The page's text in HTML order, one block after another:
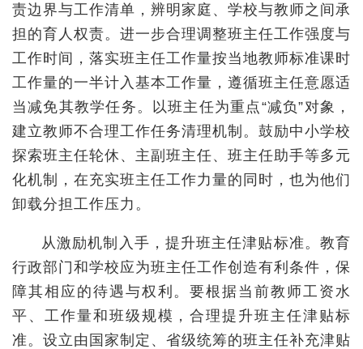
责边界与工作清单，辨明家庭、学校与教师之间承
担的育人权责。进一步合理调整班主任工作强度与
工作时间，落实班主任工作量按当地教师标准课时
工作量的一半计入基本工作量，遵循班主任意愿适
当减免其教学任务。以班主任为重点“减负”对象，
建立教师不合理工作任务清理机制。鼓励中小学校
探索班主任轮休、主副班主任、班主任助手等多元
化机制，在充实班主任工作力量的同时，也为他们
卸载分担工作压力。
从激励机制入手，提升班主任津贴标准。教育
行政部门和学校应为班主任工作创造有利条件，保
障其相应的待遇与权利。要根据当前教师工资水
平、工作量和班级规模，合理提升班主任津贴标
准。设立由国家制定、省级统筹的班主任补充津贴